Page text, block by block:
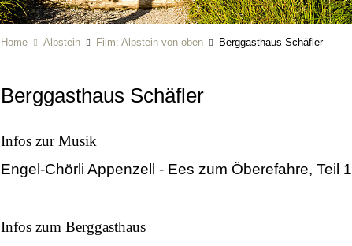
Home Alpstein Film: Alpstein von oben Berggasthaus Schäfler
Berggasthaus Schäfler
Infos zur Musik
Engel-Chörli Appenzell - Ees zum Öberefahre, Teil 1
Infos zum Berggasthaus